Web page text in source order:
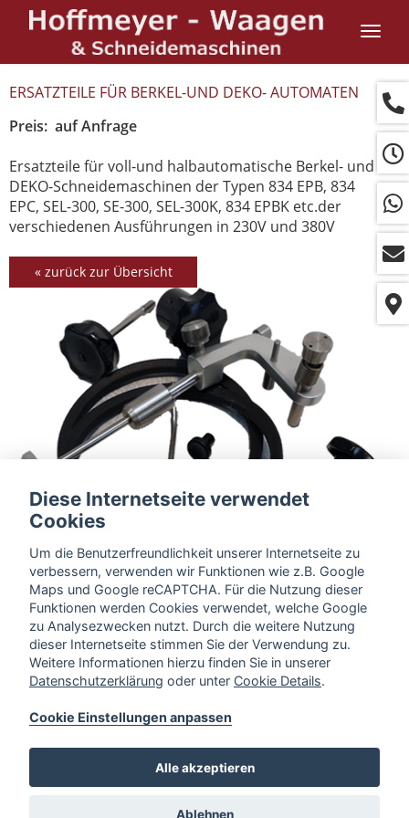
ERSATZTEILE FÜR BERKEL-UND DEKO- AUTOMATEN
Preis: auf Anfrage
Ersatzteile für voll-und halbautomatische Berkel- und
DEKO-Schneidemaschinen der Typen 834 EPB, 834
EPC, SEL-300, SE-300, SEL-300K, 834 EPBK etc.der
verschiedenen Ausführungen in 230V und 380V
« zurück zur Übersicht
Diese Internetseite verwendet
Cookies
Um die Benutzerfreundlichkeit unserer Internetseite zu
verbessern, verwenden wir Funktionen wie z.B. Google
Maps und Google reCAPTCHA. Für die Nutzung dieser
Funktionen werden Cookies verwendet, welche Google
zu Analysezwecken nutzt. Durch die weitere Nutzung
dieser Internetseite stimmen Sie der Verwendung zu.
Weitere Informationen hierzu finden Sie in unserer
Datenschutzerklärung oder unter Cookie Details.
Cookie Einstellungen anpassen
Alle akzeptieren
Ablehnen